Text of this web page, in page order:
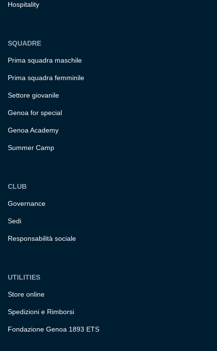
Hospitality
SQUADRE
Prima squadra maschile
Prima squadra femminile
Settore giovanile
Genoa for special
Genoa Academy
Summer Camp
CLUB
Governance
Sedi
Responsabilità sociale
UTILITIES
Store online
Spedizioni e Rimborsi
Fondazione Genoa 1893 ETS